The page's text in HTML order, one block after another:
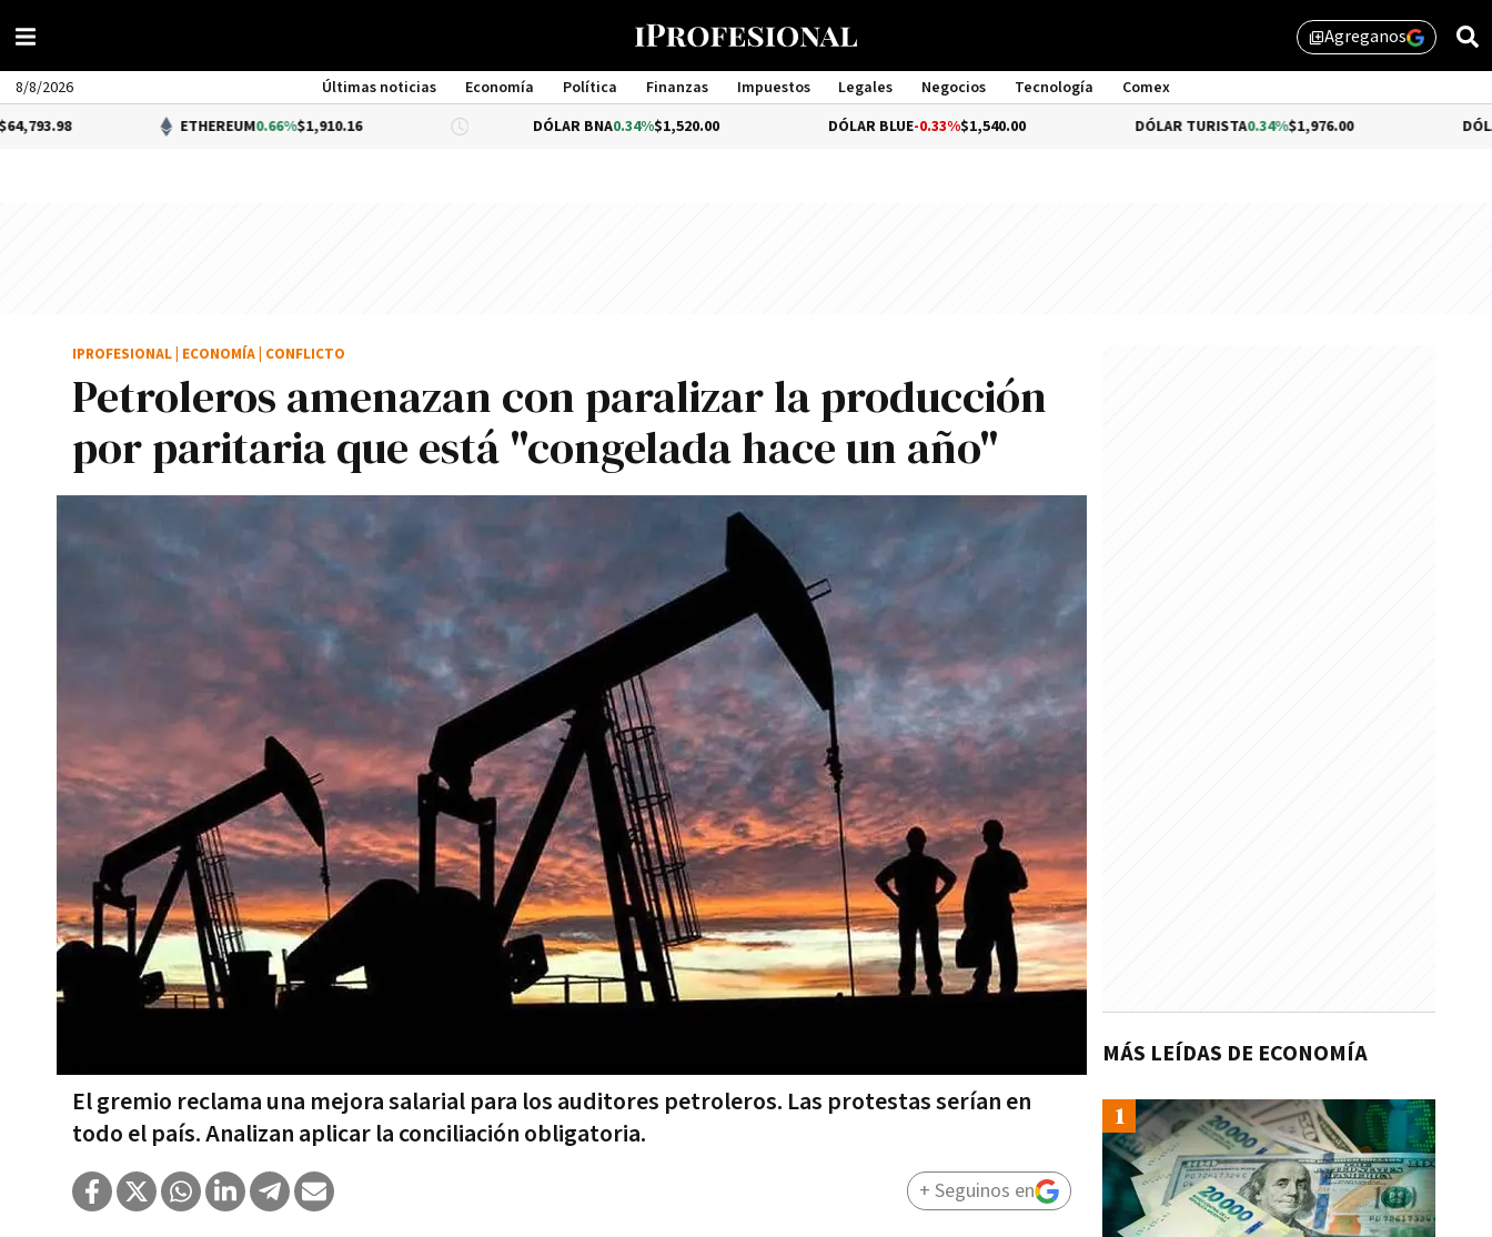
library_addAgreganos
8/8/2026 Últimas noticias Economía Política Finanzas Impuestos Legales Negocios Tecnología
Comex
Management
ETHEREUM 0.66%$1,910.16 DÓLAR BNA 0.34%$1,520.00 DÓLAR BLUE-0.33% $1,540.00 DÓLAR TURISTA0.34%$1,976.00
Petroleros amenazan con paralizar la producción
por paritaria que está "congelada hace un año"
El gremio reclama una mejora salarial para los auditores petroleros. Las protestas serían en
todo el país. Analizan aplicar la conciliación obligatoria.
IPROFESIONAL ECONOMÍA CONFLICTO
+ Seguinos en
MÁS LEÍDAS DE ECONOMÍA